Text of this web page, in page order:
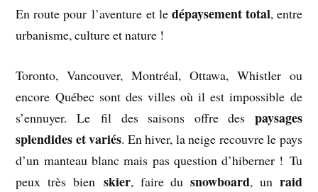
En route pour l’aventure et le dépaysement total, entre
urbanisme, culture et nature !
Toronto, Vancouver, Montréal, Ottawa, Whistler ou
encore Québec sont des villes où il est impossible de
s’ennuyer. Le fil des saisons offre des paysages
splendides et variés. En hiver, la neige recouvre le pays
d’un manteau blanc mais pas question d’hiberner ! Tu
peux très bien skier, faire dusnowboard, un raid